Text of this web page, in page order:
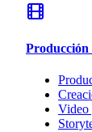
Producción
Video